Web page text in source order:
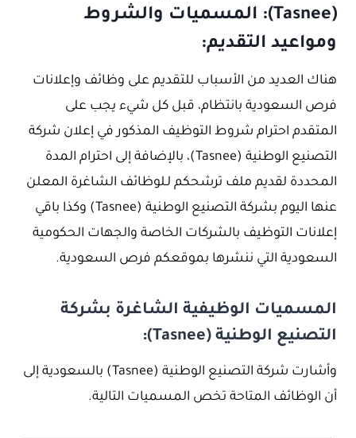
(Tasnee): المسميات والشروط
ومواعيد التقديم:
هناك العديد من الأسباب للتقديم على وظائف وإعلانات
فرص السعودية بانتظام، قبل كل شيء يجب على
المتقدم احترام شروط التوظيف المذكور في إعلان شركة
التصنيع الوطنية (Tasnee)، بالإضافة إلى احترام المدة
المحددة لقديم ملف ترشحكم لـلوظائف الشاغرة المعلن
عنها اليوم بشركة التصنيع الوطنية (Tasnee) وكذا باقي
إعلانات التوظيف بالشركات الخاصة والجهات الحكومية
السعودية التي ننشرها بموقعكم فرص السعودية.
المسميات الوظيفية الشاغرة بشركة
التصنيع الوطنية (Tasnee):
وأشارت شركة التصنيع الوطنية (Tasnee) بالسعودية إلى
أن الوظائف المتاحة تخص المسميات التالية.